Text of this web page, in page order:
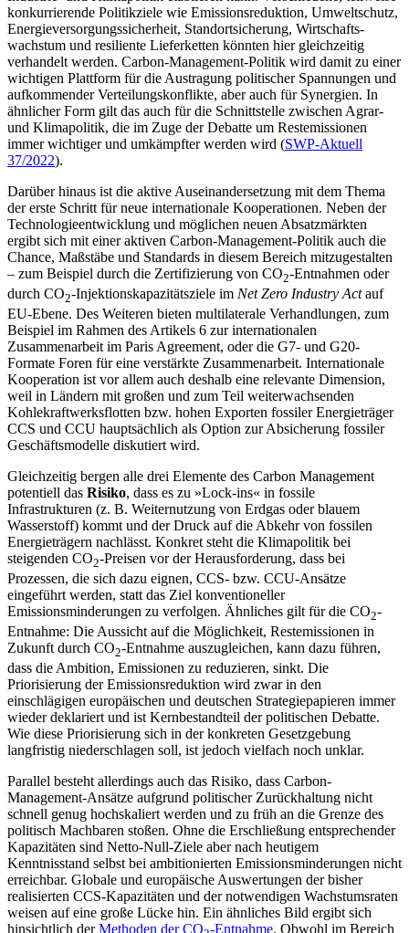
konkur­rie­rende Politikziele wie Emissionsreduk­tion, Umweltschutz,
Energieversorgungs­sicherheit, Standortsicherung, Wirtschafts­
wachstum und resiliente Lieferketten könn­ten hier gleichzeitig
verhandelt werden. Carbon-Management-Politik wird damit zu einer
wichtigen Plattform für die Austragung politischer Spannungen und
aufkom­mender Verteilungskonflikte, aber auch für Synergien. In
ähnlicher Form gilt das auch für die Schnittstelle zwischen Agrar-
und Klimapolitik, die im Zuge der Debatte um Restemissionen
immer wichtiger und um­kämpfter werden wird (SWP-Aktuell
37/2022).
Darüber hinaus ist die aktive Auseinandersetzung mit dem Thema
der erste Schritt für neue internationale Kooperationen. Neben der
Technologieentwicklung und möglichen neuen Absatzmärkten
ergibt sich mit einer aktiven Carbon-Management-Politik auch die
Chance, Maßstäbe und Stan­dards in diesem Bereich mitzugestalten
– zum Beispiel durch die Zertifizierung von CO2-Entnahmen oder
durch CO2-Injektions­kapazitätsziele im Net Zero Industry Actauf
EU-Ebene. Des Weiteren bieten multi­laterale Verhandlungen, zum
Beispiel im Rahmen des Artikels 6 zur internationalen
Zusammenarbeit im Paris Agreement, oder die G7- und G20-
Formate Foren für eine verstärkte Zusammenarbeit. Internationale
Kooperation ist vor allem auch deshalb eine relevante Dimension,
weil in Ländern mit großen und zum Teil weiterwachsenden
Kohlekraftwerksflotten bzw. hohen Expor­ten fossiler Energieträger
CCS und CCU hauptsächlich als Option zur Absicherung fossiler
Geschäftsmodelle diskutiert wird.
Gleichzeitig bergen alle drei Elemente des Carbon Management
potentiell das Risiko, dass es zu »Lock-ins« in fossile
Infrastrukturen (z. B. Weiternutzung von Erdgas oder blauem
Wasserstoff) kommt und der Druck auf die Abkehr von fossilen
Ener­gieträgern nachlässt. Konkret steht die Klima­politik bei
steigenden CO2-Preisen vor der Herausforderung, dass bei
Prozessen, die sich dazu eignen, CCS- bzw. CCU-Ansätze
eingeführt werden, statt das Ziel konventio­neller
Emissionsminderungen zu verfolgen. Ähnliches gilt für die CO2-
Entnahme: Die Aussicht auf die Möglichkeit, Restemissionen in
Zukunft durch CO2-Entnahme aus­zugleichen, kann dazu führen,
dass die Ambition, Emissionen zu reduzieren, sinkt. Die
Priorisierung der Emissionsreduktion wird zwar in den
einschlägigen europäischen und deutschen Strategiepapieren immer
wieder deklariert und ist Kernbestandteil der politischen Debatte.
Wie diese Priorisierung sich in der konkreten Gesetzgebung
langfristig niederschlagen soll, ist jedoch vielfach noch unklar.
Parallel besteht allerdings auch das Risiko, dass Carbon-
Management-Ansätze aufgrund politischer Zurückhaltung nicht
schnell genug hochskaliert werden und zu früh an die Grenze des
politisch Machbaren stoßen. Ohne die Erschließung entsprechen­der
Kapazitäten sind Netto-Null-Ziele aber nach heutigem
Kenntnisstand selbst bei ambitionierten Emissionsminderungen nicht
erreichbar. Globale und europäische Auswertungen der bisher
realisierten CCS-Kapazitäten und der notwendigen Wachstumsraten
weisen auf eine große Lücke hin. Ein ähnliches Bild ergibt sich
hinsichtlich derMethoden der CO -Entnahme. Obwohl im Bereich